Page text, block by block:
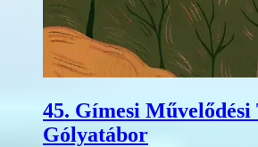
45. Gímesi Művelődési
Gólyatábor